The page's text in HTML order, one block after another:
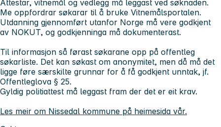
Attestar, vitnemål og vedlegg må leggast ved søknaden.
Me oppfordrar søkarar til å bruke Vitnemålsportalen.
Utdanning gjennomført utanfor Norge må vere godkjent
av NOKUT, og godkjenninga må dokumenterast.
Til informasjon så førast søkarane opp på offentleg
søkarliste. Det kan søkast om anonymitet, men då må det
ligge føre særskilte grunnar for å få godkjent unntak, jf.
Offentleglova § 25.
Gyldig politiattest må leggast fram der det er eit krav.
Les meir om Nissedal kommune på heimesida vår.